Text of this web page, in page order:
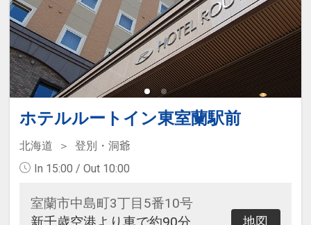
ホテルルートイン東室蘭駅前
北海道
登別・洞爺
In 15:00 / Out 10:00
室蘭市中島町3丁目5番10号
地図